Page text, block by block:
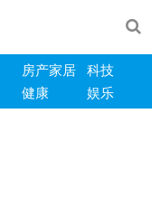
房产家居
科技
健康 娱乐